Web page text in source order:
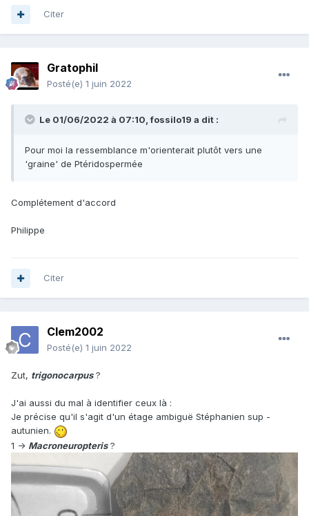
Citer
Gratophil
Posté(e) 1 juin 2022
Le 01/06/2022 à 07:10,fossilo19 a dit :
Pour moi la ressemblance m'orienterait plutôt vers une
'graine' de Ptéridospermée
Complétement d'accord
Philippe
Citer
Clem2002
Posté(e) 1 juin 2022
Zut, trigonocarpus?
J'ai aussi du mal à identifier ceux là :
Je précise qu'il s'agit d'un étage ambiguë Stéphanien sup -
autunien.
1 -> Macroneuropteris?